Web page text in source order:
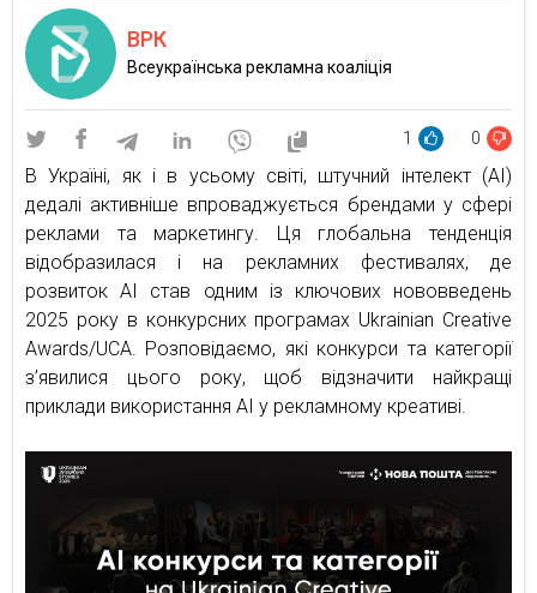
ВРК
Всеукраїнська рекламна коаліція
1 0
В Україні, як і в усьому світі, штучний інтелект (AI)
дедалі активніше впроваджується брендами у сфері
реклами та маркетингу. Ця глобальна тенденція
відобразилася і на рекламних фестивалях, де
розвиток AI став одним із ключових нововведень
2025 року в конкурсних програмах Ukrainian Creative
Awards/UCA. Розповідаємо, які конкурси та категорії
з’явилися цього року, щоб відзначити найкращі
приклади використання AI у рекламному креативі.